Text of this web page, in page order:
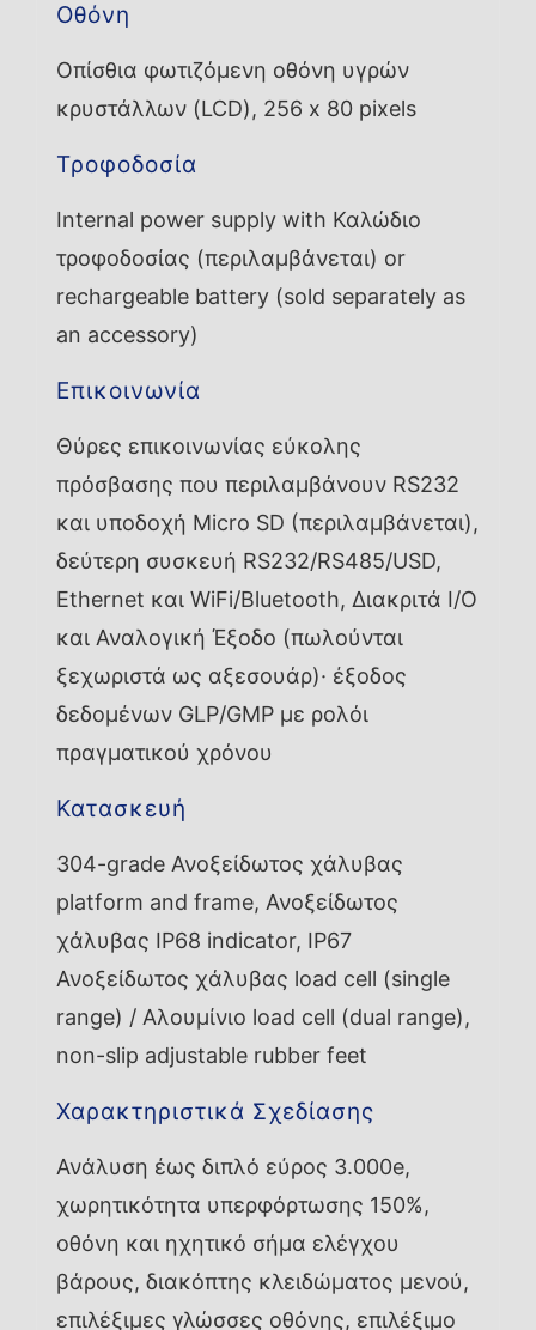
Οθόνη
Οπίσθια φωτιζόμενη οθόνη υγρών
κρυστάλλων (LCD), 256 x 80 pixels
Τροφοδοσία
Internal power supply with Καλώδιο
τροφοδοσίας (περιλαμβάνεται) or
rechargeable battery (sold separately as
an accessory)
Επικοινωνία
Θύρες επικοινωνίας εύκολης
πρόσβασης που περιλαμβάνουν RS232
και υποδοχή Micro SD (περιλαμβάνεται),
δεύτερη συσκευή RS232/RS485/USD,
Ethernet και WiFi/Bluetooth, Διακριτά I/O
και Αναλογική Έξοδο (πωλούνται
ξεχωριστά ως αξεσουάρ)· έξοδος
δεδομένων GLP/GMP με ρολόι
πραγματικού χρόνου
Κατασκευή
304-grade Ανοξείδωτος χάλυβας
platform and frame, Ανοξείδωτος
χάλυβας IP68 indicator, IP67
Ανοξείδωτος χάλυβας load cell (single
range) / Αλουμίνιο load cell (dual range),
non-slip adjustable rubber feet
Χαρακτηριστικά Σχεδίασης
Ανάλυση έως διπλό εύρος 3.000e,
χωρητικότητα υπερφόρτωσης 150%,
οθόνη και ηχητικό σήμα ελέγχου
βάρους, διακόπτης κλειδώματος μενού,
επιλέξιμες γλώσσες οθόνης, επιλέξιμο